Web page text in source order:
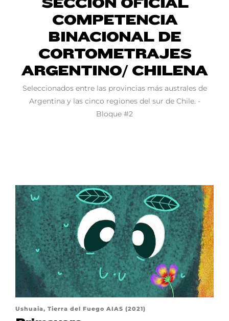
SECCIÓN OFICIAL
COMPETENCIA
BINACIONAL DE
CORTOMETRAJES
ARGENTINO/ CHILENA
Seleccionados entre las provincias más australes de
Argentina y las cinco regiones del sur de Chile. -
Bloque #2
Ushuaia, Tierra del Fuego AIAS (2021)
Lost Your Password?